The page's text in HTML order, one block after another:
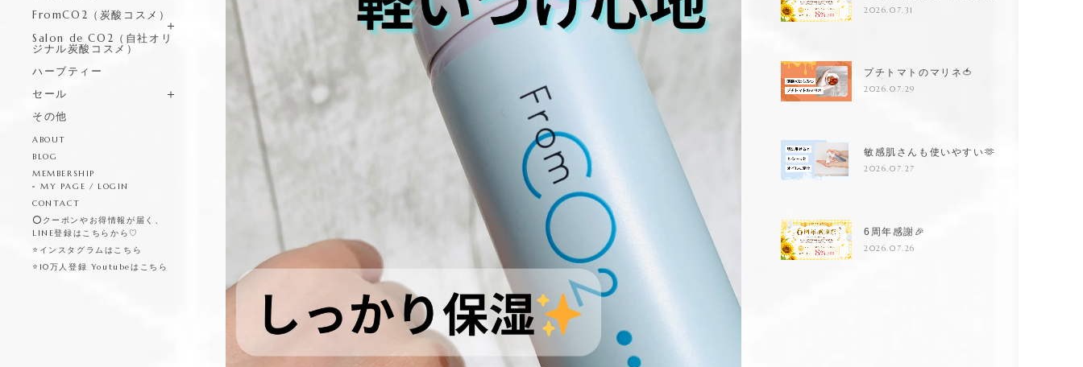
FromCO2（炭酸コスメ）
Salon de CO2（自社オリ
ジナル炭酸コスメ）
ハーブティー
セール
その他
ABOUT
BLOG
MEMBERSHIP
MY PAGE / LOGIN
CONTACT
⭕️クーポンやお得情報が届く、
LINE登録はこちらから♡
⭐️インスタグラムはこちら
⭐️10万人登録 Youtubeはこちら
2026.07.31
プチトマトのマリネ🍅
2026.07.29
敏感肌さんも使いやすい🫶
2026.07.27
6周年感謝🎉
2026.07.26